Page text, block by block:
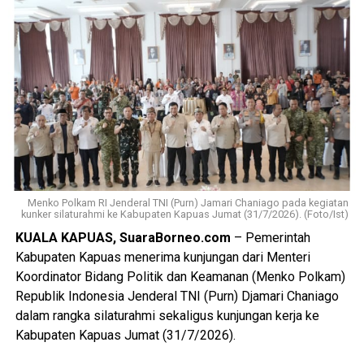
hari dan bahkan disertai ancaman akan membakar kamar
barak.
“Malam kejadian tersangka sempat datang ke lokasi dan
berkumpul bersama para korban. Namun usai kembali dari
menonton pertandingan final Piala Dunia ia kembali
mendatangi barak karena kembali terlibat cekcok dengan
korban,” katanya.
Nah saat pintu kamar dikunci dari dalam tersangka
menggedor hingga mendobrak pintu kemudian masuk
sambil merusak sejumlah barang dan melanjutkan
pertengkaran.
Tak lama kemudian tersangka diduga menyiramkan sekitar
satu liter BBM jenis pertalite ke lantai kamar dan barang-
barang milik korban sebelum menyalakan korek api yang
memicu kobaran api.
Menko Polkam RI Jenderal TNI (Purn) Jamari Chaniago pada kegiatan
kunker silaturahmi ke Kabupaten Kapuas Jumat (31/7/2026). (Foto/Ist)
KUALA KAPUAS, SuaraBorneo.com – Pemerintah
Kabupaten Kapuas menerima kunjungan dari Menteri
Koordinator Bidang Politik dan Keamanan (Menko Polkam)
Republik Indonesia Jenderal TNI (Purn) Djamari Chaniago
dalam rangka silaturahmi sekaligus kunjungan kerja ke
Kabupaten Kapuas Jumat (31/7/2026).